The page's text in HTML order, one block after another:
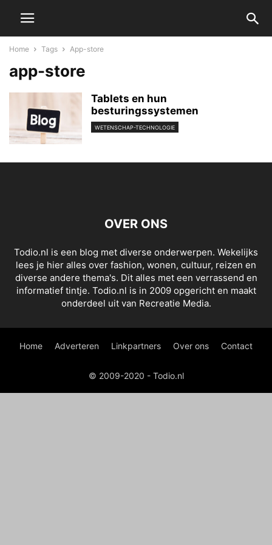
Home Tags App-store
app-store
Tablets en hun
besturingssystemen
WETENSCHAP-TECHNOLOGIE
OVER ONS
Todio.nl is een blog met diverse onderwerpen. Wekelijks
lees je hier alles over fashion, wonen, cultuur, reizen en
diverse andere thema's. Dit alles met een verrassend en
informatief tintje. Todio.nl is in 2009 opgericht en maakt
onderdeel uit van Recreatie Media.
Home Adverteren Linkpartners Over ons Contact
© 2009-2020 - Todio.nl